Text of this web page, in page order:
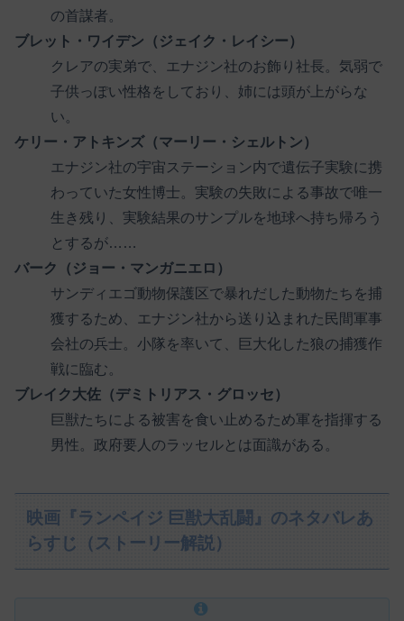
の首謀者。
ブレット・ワイデン（ジェイク・レイシー）
クレアの実弟で、エナジン社のお飾り社長。気弱で
子供っぽい性格をしており、姉には頭が上がらな
い。
ケリー・アトキンズ（マーリー・シェルトン）
エナジン社の宇宙ステーション内で遺伝子実験に携
わっていた女性博士。実験の失敗による事故で唯一
生き残り、実験結果のサンプルを地球へ持ち帰ろう
とするが……
バーク（ジョー・マンガニエロ）
サンディエゴ動物保護区で暴れだした動物たちを捕
獲するため、エナジン社から送り込まれた民間軍事
会社の兵士。小隊を率いて、巨大化した狼の捕獲作
戦に臨む。
ブレイク大佐（デミトリアス・グロッセ）
巨獣たちによる被害を食い止めるため軍を指揮する
男性。政府要人のラッセルとは面識がある。
映画『ランペイジ 巨獣大乱闘』のネタバレあ
らすじ（ストーリー解説）